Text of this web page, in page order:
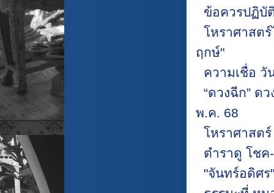
ข้อควรปฏิบั
โหราศาสต
ฤกษ์"
ความเชื่อ วั
“ดวงฉีก” ด
พ.ค. 68
โหราศาสต
ตำราดู โชค
"จันทร์อดิศร"